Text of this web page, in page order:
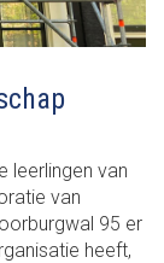
leerlingen van
van
95 er
heeft,